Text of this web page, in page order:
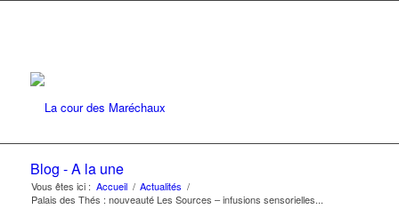
Blog - A la une
Vous êtes ici : Accueil / Actualités /
Palais des Thés : nouveauté Les Sources – infusions sensorielles...